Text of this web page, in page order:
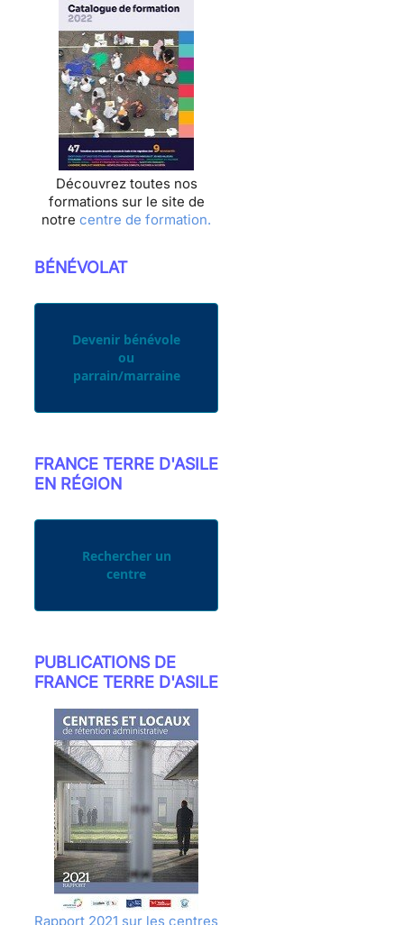
Découvrez toutes nos
formations sur le site de
notre centre de formation.
BÉNÉVOLAT
Devenir bénévole
ou
parrain/marraine
FRANCE TERRE D'ASILE
EN RÉGION
Rechercher un
centre
PUBLICATIONS DE
FRANCE TERRE D'ASILE
Rapport 2021 sur les centres